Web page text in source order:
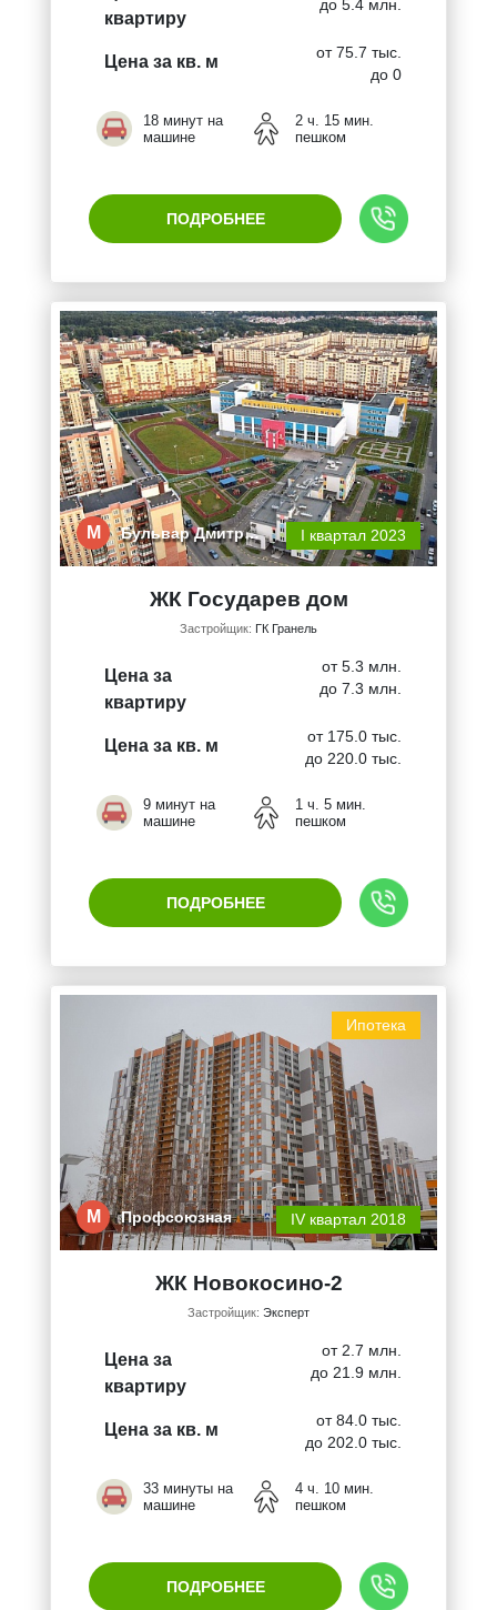
квартиру
до 5.4 млн.
Цена за кв. м
от 75.7 тыс.
до 0
18 минут на
машине
2 ч. 15 мин.
пешком
ПОДРОБНЕЕ
М Бульвар Дмитр… I квартал 2023
ЖК Государев дом
Застройщик: ГК Гранель
Цена за
квартиру
от 5.3 млн.
до 7.3 млн.
Цена за кв. м
от 175.0 тыс.
до 220.0 тыс.
9 минут на
машине
1 ч. 5 мин.
пешком
ПОДРОБНЕЕ
Ипотека
М Профсоюзная IV квартал 2018
ЖК Новокосино-2
Застройщик: Эксперт
Цена за
квартиру
от 2.7 млн.
до 21.9 млн.
Цена за кв. м
от 84.0 тыс.
до 202.0 тыс.
33 минуты на
машине
4 ч. 10 мин.
пешком
ПОДРОБНЕЕ